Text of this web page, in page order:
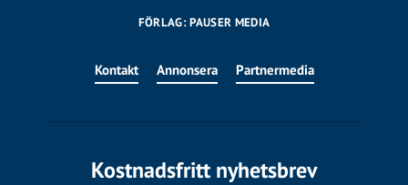
FÖRLAG: PAUSER MEDIA
Kontakt Annonsera Partnermedia
Kostnadsfritt nyhetsbrev